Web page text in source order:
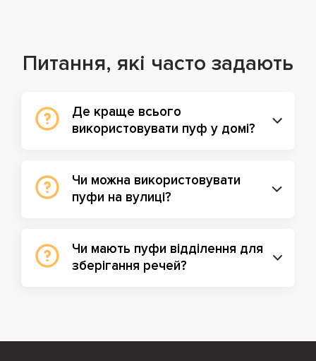
Питання, які часто задають
Де краще всього
використовувати пуф у домі?
Чи можна використовувати
пуфи на вулиці?
Чи мають пуфи відділення для
зберігання речей?